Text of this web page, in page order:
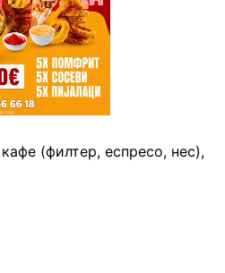
(филтер, еспресо, нес),